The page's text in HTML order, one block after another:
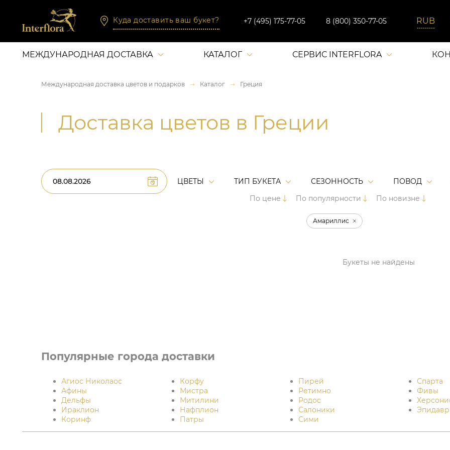
Куда доставить ваш букет? +7 (495) 175-77-05 8 (800) 350-77-05
МЕЖДУНАРОДНАЯ ДОСТАВКА КАТАЛОГ СЕРВИС INTERFLORA
Международная доставка цветов и подарков Каталог Греция
Доставка цветов в Греции
ЦВЕТЫ ТИП БУКЕТА СЕЗОННОСТЬ ПОВОД
По цене
По популярности По новизне
Амариллис
Букеты не найдены
Популярные города доставки
Агиос Николаос
Афины
Дельфы
Ираклион
Коринф
Корфу
Мистра
Митилини
Нафплион
Патры
Пирей
Ретимно
Родос
Салоники
Сими
Спарта
Фивы
Эпидавр